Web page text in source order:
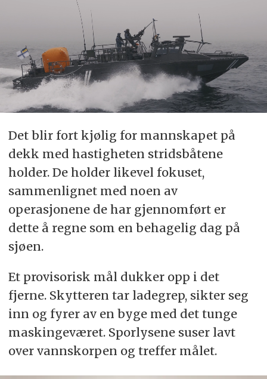
Det blir fort kjølig for mannskapet på
dekk med hastigheten stridsbåtene
holder. De holder likevel fokuset,
sammenlignet med noen av
operasjonene de har gjennomført er
dette å regne som en behagelig dag på
sjøen.
Et provisorisk mål dukker opp i det
fjerne. Skytteren tar ladegrep, sikter seg
inn og fyrer av en byge med det tunge
maskingeværet. Sporlysene suser lavt
over vannskorpen og treffer målet.